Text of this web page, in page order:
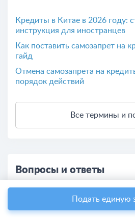
Кредиты в Китае в 2026 году:
инструкция для иностранцев
Как поставить самозапрет на
гайд
Отмена самозапрета на
порядок действий
Все термины и
Вопросы и ответы
Сервис для решения любых
Подать единую